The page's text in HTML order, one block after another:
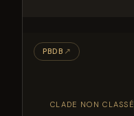
CLADE NON CLASSÉ
PBDB ↗